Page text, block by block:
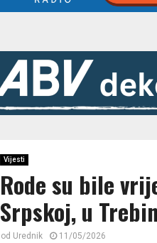
Vijesti
Rode su bile
Srpskoj, u
od Urednik 11/05/2026